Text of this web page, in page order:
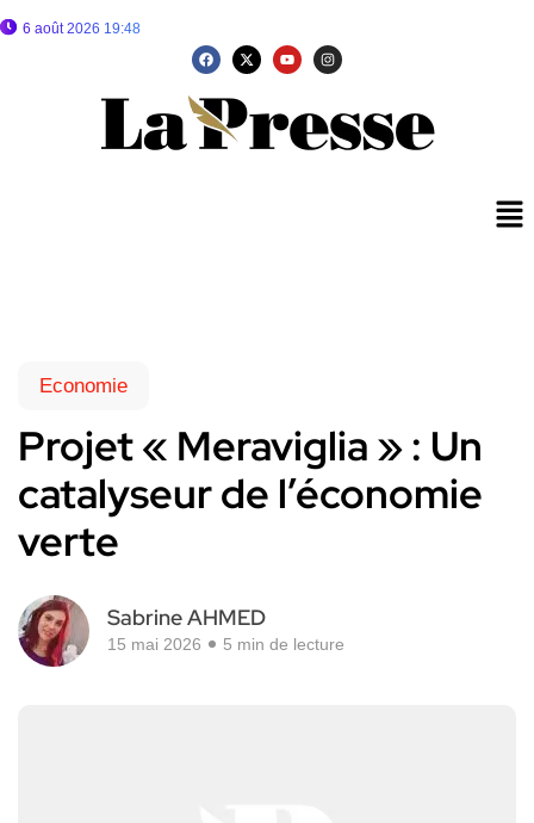
6 août 2026 19:48
Economie
Projet « Meraviglia » : Un
catalyseur de l’économie
verte
Sabrine AHMED
15 mai 2026 5 min de lecture